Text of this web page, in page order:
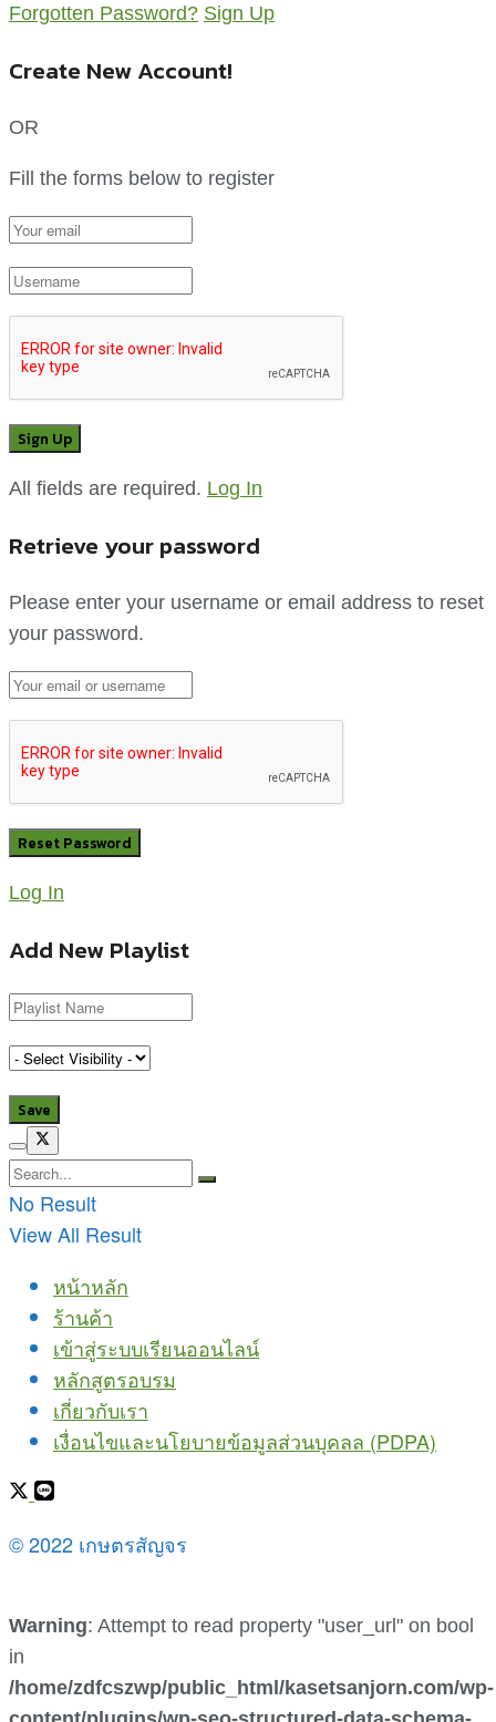
Forgotten Password? Sign Up
Create New Account!
OR
Fill the forms below to register
All fields are required. Log In
Retrieve your password
Please enter your username or email address to reset
your password.
Log In
Add New Playlist
No Result
View All Result
หน้าหลัก
ร้านค้า
เข้าสู่ระบบเรียนออนไลน์
หลักสูตรอบรม
เกี่ยวกับเรา
เงื่อนไขและนโยบายข้อมูลส่วนบุคลล (PDPA)
© 2022 เกษตรสัญจร
Warning: Attempt to read property "user_url" on bool
in
/home/zdfcszwp/public_html/kasetsanjorn.com/wp-